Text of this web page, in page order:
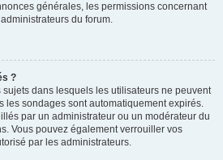
générales, les permissions concernant
du forum.
?
dans lesquels les utilisateurs ne peuvent
les sondages sont automatiquement expirés.
par un administrateur ou un modérateur du
Vous pouvez également verrouiller vos
par les administrateurs.